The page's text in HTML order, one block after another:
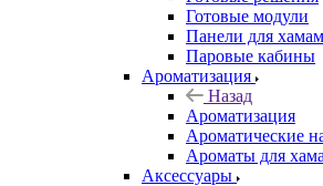
Готовые модули
Панели для
Паровые кабины
Ароматизация
Назад
Ароматизация
Ароматические
Ароматы для
Аксессуары